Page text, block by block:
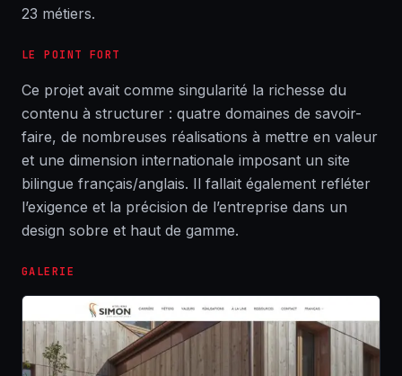
23 métiers.
LE POINT FORT
Ce projet avait comme singularité la richesse du
contenu à structurer : quatre domaines de savoir-
faire, de nombreuses réalisations à mettre en valeur
et une dimension internationale imposant un site
bilingue français/anglais. Il fallait également refléter
l’exigence et la précision de l’entreprise dans un
design sobre et haut de gamme.
GALERIE